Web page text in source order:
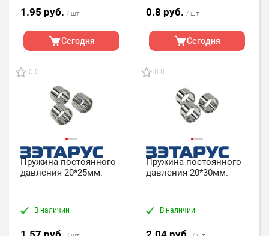
1.95 руб. / шт
Сегодня
0.8 руб. / шт
Сегодня
0.0
Пружина постоянного
давления 20*25мм.
В наличии
0.0
Пружина постоянного
давления 20*30мм.
В наличии